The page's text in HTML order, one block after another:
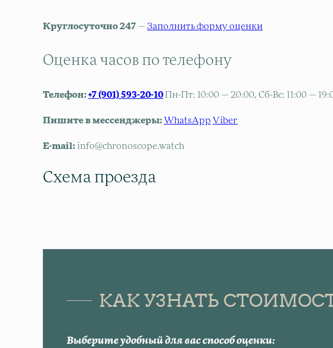
Круглосуточно 247 — Заполнить форму оценки
Оценка часов по телефону
Телефон: +7 (901) 593-20-10 Пн-Пт: 10:00 — 20:00, Сб-Вс: 11:00 —
Пишите в мессенджеры: WhatsApp Viber
E-mail: info@chronoscope.watch
Схема проезда
КАК УЗНАТЬ
Выберите удобный для вас способ оценки: